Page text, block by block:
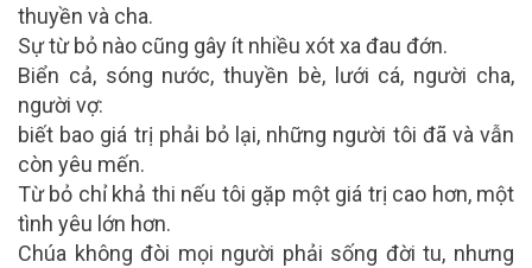
thuyền và cha.
Sự từ bỏ nào cũng gây ít nhiều xót xa đau đớn.
Biển cả, sóng nước, thuyền bè, lưới cá, người cha,
người vợ:
biết bao giá trị phải bỏ lại, những người tôi đã và vẫn
còn yêu mến.
Từ bỏ chỉ khả thi nếu tôi gặp một giá trị cao hơn, một
tình yêu lớn hơn.
Chúa không đòi mọi người phải sống đời tu, nhưng